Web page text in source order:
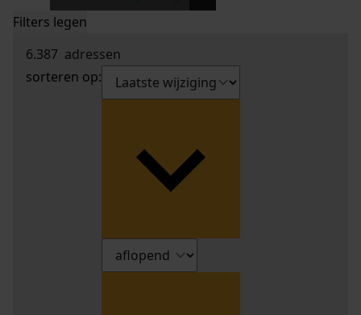
Filters legen
6.387 adressen
sorteren op: